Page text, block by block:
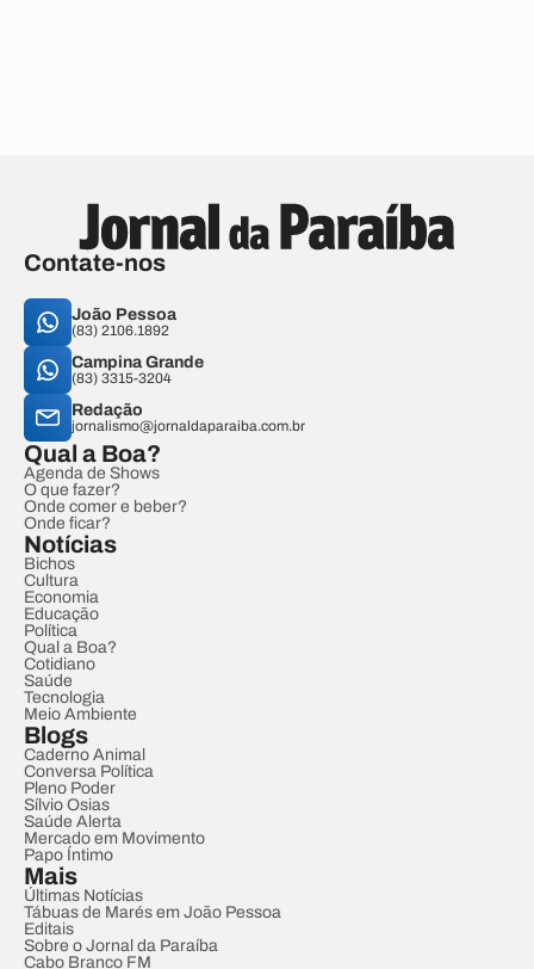
Contate-nos
João Pessoa
(83) 2106.1892
Campina Grande
(83) 3315-3204
Redação
jornalismo@jornaldaparaiba.com.br
Qual a Boa?
Agenda de Shows
O que fazer?
Onde comer e beber?
Onde ficar?
Notícias
Bichos
Cultura
Economia
Educação
Política
Qual a Boa?
Cotidiano
Saúde
Tecnologia
Meio Ambiente
Blogs
Caderno Animal
Conversa Política
Pleno Poder
Sílvio Osias
Saúde Alerta
Mercado em Movimento
Papo Íntimo
Mais
Últimas Notícias
Tábuas de Marés em João Pessoa
Editais
Sobre o Jornal da Paraíba
Cabo Branco FM